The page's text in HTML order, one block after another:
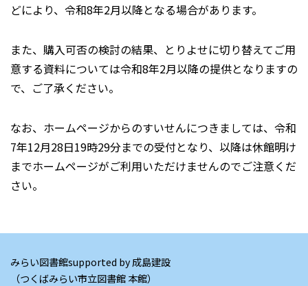
どにより、令和8年2月以降となる場合があります。
また、購入可否の検討の結果、とりよせに切り替えてご用
意する資料については令和8年2月以降の提供となりますの
で、ご了承ください。
なお、ホームページからのすいせんにつきましては、令和
7年12月28日19時29分までの受付となり、以降は休館明け
までホームページがご利用いただけませんのでご注意くだ
さい。
みらい図書館supported by 成島建設
（つくばみらい市立図書館 本館）